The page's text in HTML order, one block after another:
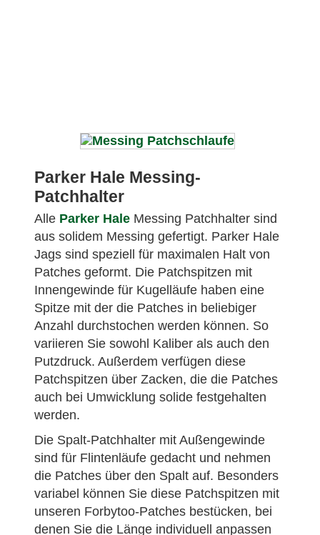
Parker Hale Messing-
Patchhalter
Alle Parker Hale Messing Patchhalter sind
aus solidem Messing gefertigt. Parker Hale
Jags sind speziell für maximalen Halt von
Patches geformt. Die Patchspitzen mit
Innengewinde für Kugelläufe haben eine
Spitze mit der die Patches in beliebiger
Anzahl durchstochen werden können. So
variieren Sie sowohl Kaliber als auch den
Putzdruck. Außerdem verfügen diese
Patchspitzen über Zacken, die die Patches
auch bei Umwicklung solide festgehalten
werden.
Die Spalt-Patchhalter mit Außengewinde
sind für Flintenläufe gedacht und nehmen
die Patches über den Spalt auf. Besonders
variabel können Sie diese Patchspitzen mit
unseren Forbytoo-Patches bestücken, bei
denen Sie die Länge individuell anpassen